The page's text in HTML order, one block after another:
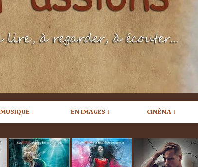
MUSIQUE ↓ EN IMAGES ↓ CINÉMA ↓